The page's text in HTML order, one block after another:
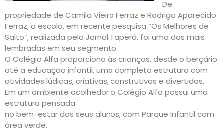
De
propriedade de Camila Vieira Ferraz e Rodrigo Aparecido
Ferraz, a escola, em recente pesquisa “Os Melhores de
Salto”, realizada pelo Jornal Taperá, foi uma das mais
lembradas em seu segmento.
O Colégio Alfa proporciona às crianças, desde o berçário
até a educação infantil, uma completa estrutura com
atividades lúdicas, criativas, construtivas e divertidas.
Em um ambiente acolhedor o Colégio Alfa possui uma
estrutura pensada
no bem-estar dos seus alunos, com Parque Infantil com
área verde,